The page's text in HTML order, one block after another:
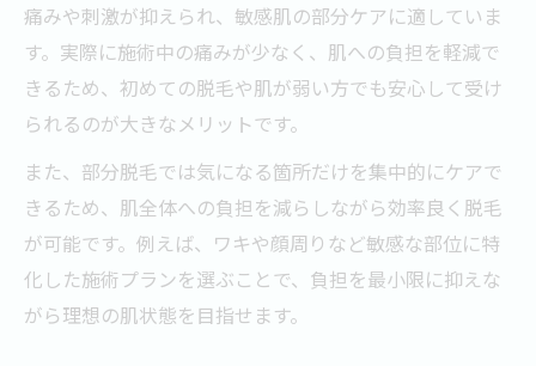
痛みや刺激が抑えられ、敏感肌の部分ケアに適していま
す。実際に施術中の痛みが少なく、肌への負担を軽減で
きるため、初めての脱毛や肌が弱い方でも安心して受け
られるのが大きなメリットです。
また、部分脱毛では気になる箇所だけを集中的にケアで
きるため、肌全体への負担を減らしながら効率良く脱毛
が可能です。例えば、ワキや顔周りなど敏感な部位に特
化した施術プランを選ぶことで、負担を最小限に抑えな
がら理想の肌状態を目指せます。